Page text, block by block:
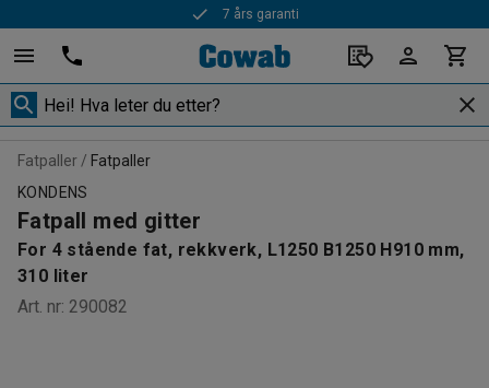
7 års garanti
Fatpaller
Fatpaller
KONDENS
Fatpall med gitter
For 4 stående fat, rekkverk, L1250 B1250 H910 mm,
310 liter
Art. nr: 290082